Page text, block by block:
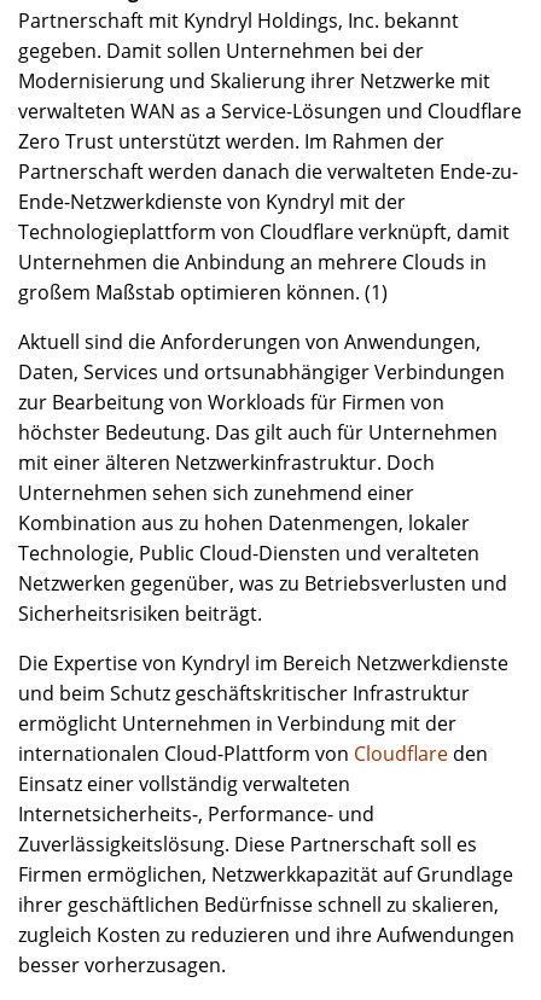
Partnerschaft mit Kyndryl Holdings, Inc. bekannt
gegeben. Damit sollen Unternehmen bei der
Modernisierung und Skalierung ihrer Netzwerke mit
verwalteten WAN as a Service-Lösungen und Cloudflare
Zero Trust unterstützt werden. Im Rahmen der
Partnerschaft werden danach die verwalteten Ende-zu-
Ende-Netzwerkdienste von Kyndryl mit der
Technologieplattform von Cloudflare verknüpft, damit
Unternehmen die Anbindung an mehrere Clouds in
großem Maßstab optimieren können. (1)
Aktuell sind die Anforderungen von Anwendungen,
Daten, Services und ortsunabhängiger Verbindungen
zur Bearbeitung von Workloads für Firmen von
höchster Bedeutung. Das gilt auch für Unternehmen
mit einer älteren Netzwerkinfrastruktur. Doch
Unternehmen sehen sich zunehmend einer
Kombination aus zu hohen Datenmengen, lokaler
Technologie, Public Cloud-Diensten und veralteten
Netzwerken gegenüber, was zu Betriebsverlusten und
Sicherheitsrisiken beiträgt.
Die Expertise von Kyndryl im Bereich Netzwerkdienste
und beim Schutz geschäftskritischer Infrastruktur
ermöglicht Unternehmen in Verbindung mit der
internationalen Cloud-Plattform von Cloudflare den
Einsatz einer vollständig verwalteten
Internetsicherheits-, Performance- und
Zuverlässigkeitslösung. Diese Partnerschaft soll es
Firmen ermöglichen, Netzwerkkapazität auf Grundlage
ihrer geschäftlichen Bedürfnisse schnell zu skalieren,
zugleich Kosten zu reduzieren und ihre Aufwendungen
besser vorherzusagen.